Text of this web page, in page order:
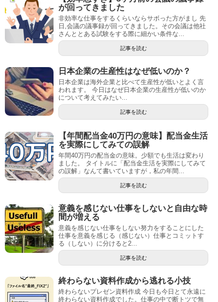
が回ってきました
非効率な仕事をするくらいならサボった方がまし 先
日,会議の議事録が回ってきました。その会議は他社
さんととある試験をする際に細かい条件な...
記事を読む
日本企業の生産性はなぜ低いのか？
日本企業は海外企業と比べて生産性が低いとよく言
われます。 今日はなぜ日本企業の生産性が低いのか
について考えてみたい...
記事を読む
【年間配当金40万円の意味】配当金生活
を実際にしてみての誤解
年間40万円の配当金の意味。少額でも生活は変わり
ました。 タイトルに「配当金生活を実際にしてみて
の誤解」なんて書いていますが，私の年間...
記事を読む
意義を感じない仕事をしないと自由な時
間が増える
意義を感じない仕事をしない努力をすることにした
仕事を意義を感じる（感じない）仕事とコミットす
る（しない）に分けると2...
記事を読む
終わらない資料作成から逃れる小技
終わらないプレゼン資料作成 今日も今日とて永遠に
終わらない資料作成でした。仕事の中で断トツで無